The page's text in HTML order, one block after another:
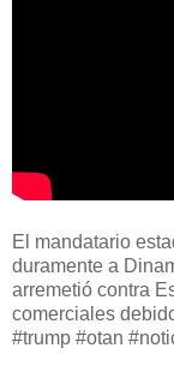
El mandatario
duramente a
arremetió contra
comerciales
#trump #otan